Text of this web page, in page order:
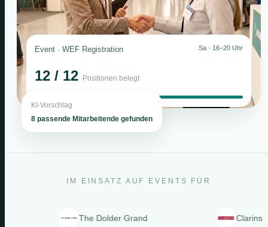
Event · WEF Registration Sa · 16–20 Uhr
12 / 12 Positionen belegt
KI-Vorschlag
8 passende Mitarbeitende gefunden
IM EINSATZ AUF EVENTS FÜR
The Dolder Grand Clarins